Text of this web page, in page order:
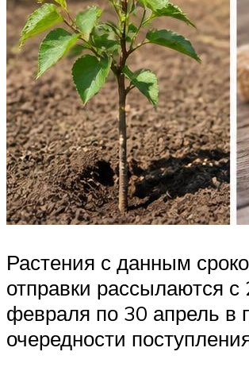
Растения с данным
отправки рассылаются с
февраля по 30 апрель в
очередности